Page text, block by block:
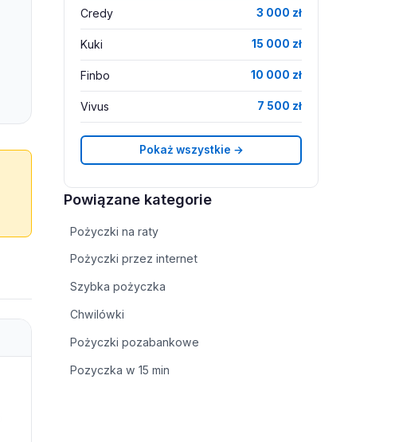
Credy 3 000 zł
Kuki 15 000 zł
Finbo 10 000 zł
Vivus 7 500 zł
Pokaż wszystkie →
Powiązane kategorie
Pożyczki na raty
Pożyczki przez internet
Szybka pożyczka
Chwilówki
Pożyczki pozabankowe
Pozyczka w 15 min